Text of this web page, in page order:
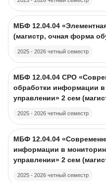
Course image
Course name
МБФ 12.04.04
(магистр, очная форма
2025 - 2026 четный семестр
Course image
Course name
МБФ 12.04.04 CPO
обработки информации в
управлении» 2 сем
2025 - 2026 четный семестр
Course image
Course name
МБФ 12.04.04
информации в
управлении» 2 сем
2025 - 2026 четный семестр